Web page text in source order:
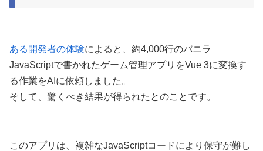
ある開発者の体験によると、約4,000行のバニラ
JavaScriptで書かれたゲーム管理アプリをVue 3に変換す
る作業をAIに依頼しました。
そして、驚くべき結果が得られたとのことです。
このアプリは、複雑なJavaScriptコードにより保守が難し